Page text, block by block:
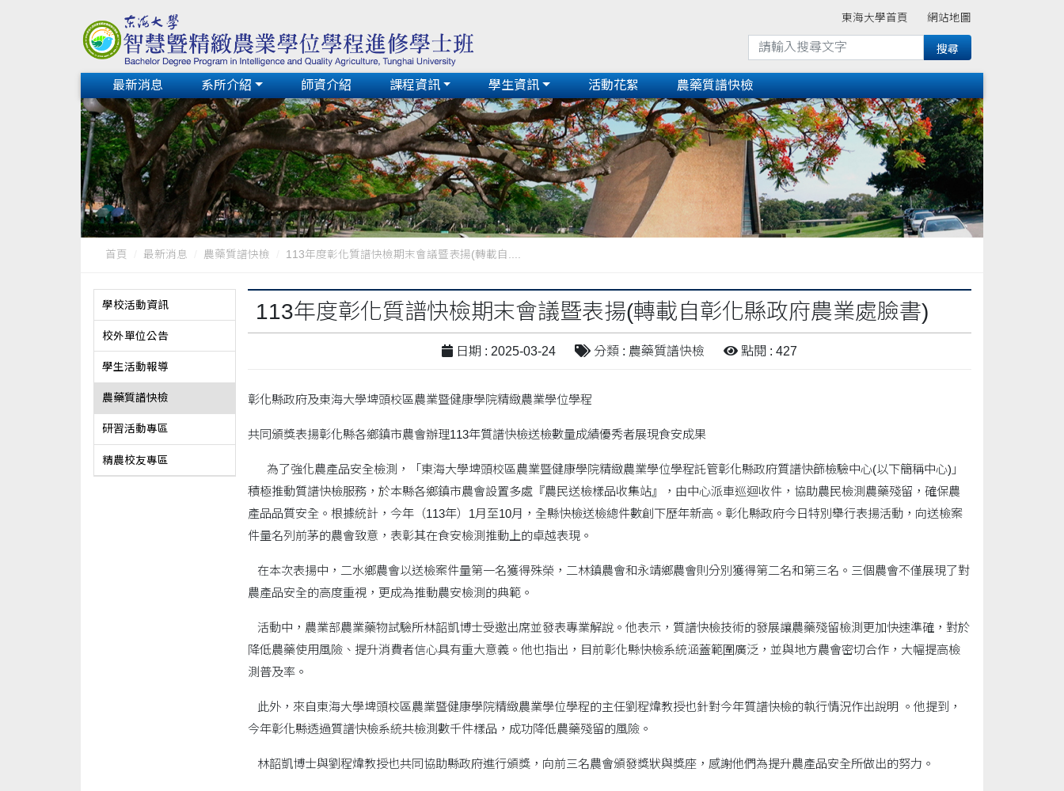
東海大學首頁 網站地圖
最新消息 系所介紹 師資介紹 課程資訊 學生資訊 活動花絮 農藥質譜快檢
首頁 最新消息 農藥質譜快檢 113年度彰化質譜快檢期末會議暨表揚(轉載自....
學校活動資訊
校外單位公告
學生活動報導
農藥質譜快檢
研習活動專區
精農校友專區
113年度彰化質譜快檢期末會議暨表揚(轉載自彰化縣政府農業處臉書)
日期 : 2025-03-24 分類 : 農藥質譜快檢 點閱 : 427
彰化縣政府及東海大學埤頭校區農業暨健康學院精緻農業學位學程
共同頒獎表揚彰化縣各鄉鎮市農會辦理113年質譜快檢送檢數量成績優秀者展現食安成果
為了強化農產品安全檢測，「東海大學埤頭校區農業暨健康學院精緻農業學位學程託管彰化縣政府質譜快篩檢驗中心(以下簡稱中心)」
積極推動質譜快檢服務，於本縣各鄉鎮市農會設置多處『農民送檢樣品收集站』，由中心派車巡迴收件，協助農民檢測農藥殘留，確保農
產品品質安全。根據統計，今年（113年）1月至10月，全縣快檢送檢總件數創下歷年新高。彰化縣政府今日特別舉行表揚活動，向送檢案
件量名列前茅的農會致意，表彰其在食安檢測推動上的卓越表現。
在本次表揚中，二水鄉農會以送檢案件量第一名獲得殊榮，二林鎮農會和永靖鄉農會則分別獲得第二名和第三名。三個農會不僅展現了對
農產品安全的高度重視，更成為推動農安檢測的典範。
活動中，農業部農業藥物試驗所林韶凱博士受邀出席並發表專業解說。他表示，質譜快檢技術的發展讓農藥殘留檢測更加快速準確，對於
降低農藥使用風險、提升消費者信心具有重大意義。他也指出，目前彰化縣快檢系統涵蓋範圍廣泛，並與地方農會密切合作，大幅提高檢
測普及率。
此外，來自東海大學埤頭校區農業暨健康學院精緻農業學位學程的主任劉程煒教授也針對今年質譜快檢的執行情況作出說明 。他提到，
今年彰化縣透過質譜快檢系統共檢測數千件樣品，成功降低農藥殘留的風險。
林韶凱博士與劉程煒教授也共同協助縣政府進行頒獎，向前三名農會頒發獎狀與獎座，感謝他們為提升農產品安全所做出的努力。